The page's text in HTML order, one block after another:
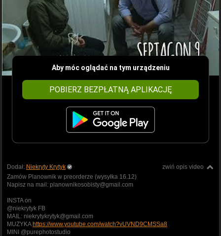
Aby móc oglądać na tym urządzeniu
POBIERZ BEZPŁATNĄ APLIKACJĘ
zwiń opis video
Dodał: Niekryty Krytyk
Zamów Planownik w preorderze (wysyłka 16.12)
Napisz na mail: planownikosobisty@gmail.com
INSTA on
@niekrytyk FB
MAIL: niekrytykrytyk@gmail.com
MUZYKAhttps://www.youtube.com/watch?vUVND9CMSSa8
MINI @purephotostudio